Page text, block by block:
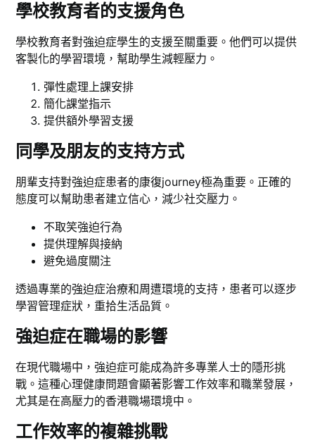
學校教育者的支援角色
學校教育者對強迫症學生的支援至關重要。他們可以提供
客製化的學習環境，幫助學生減輕壓力。
彈性處理上課安排
簡化課堂指示
提供額外學習支援
同學及朋友的支持方式
朋輩支持對強迫症患者的康復journey極為重要。正確的
態度可以幫助患者建立信心，減少社交壓力。
不取笑強迫行為
提供理解與接納
避免過度關注
透過專業的強迫症治療和周遭環境的支持，患者可以逐步
學習管理症狀，重拾生活品質。
強迫症在職場的影響
在現代職場中，強迫症可能成為許多專業人士的隱形挑
戰。這種心理健康問題會顯著影響工作效率和職業發展，
尤其是在高壓力的香港職場環境中。
工作效率的複雜挑戰